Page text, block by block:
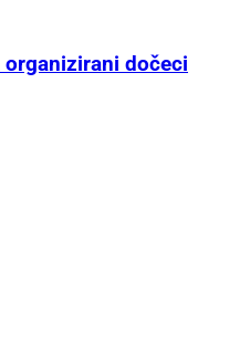
organizirani dočeci